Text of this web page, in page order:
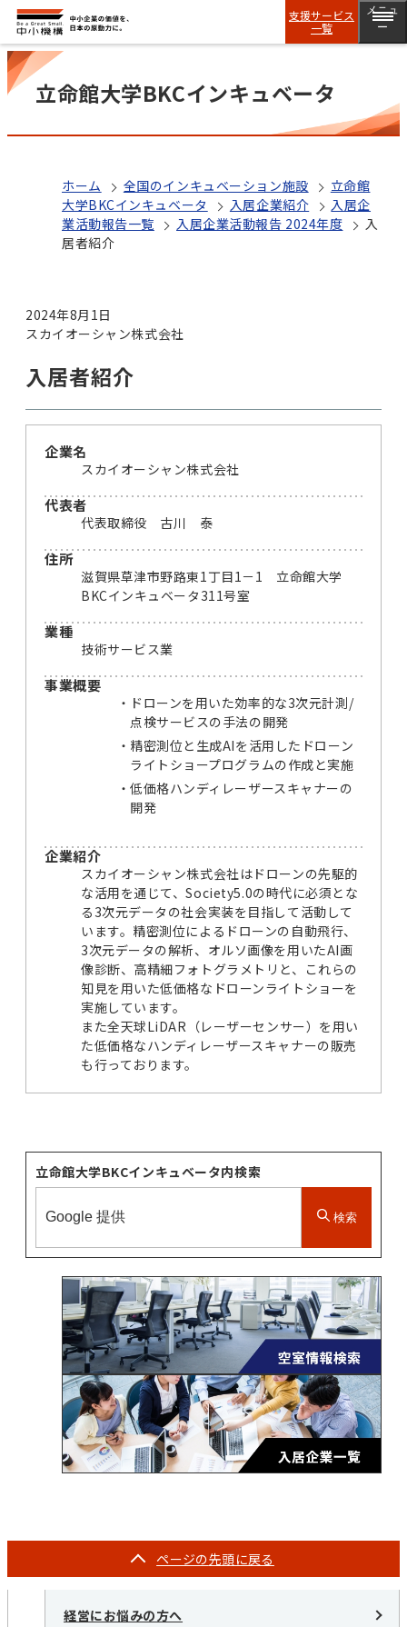
支援サービス
一覧
メニュ
ー
立命館大学BKCインキュベータ
ホーム 全国のインキュベーション施設
立命館
大学BKCインキュベータ
入居企業紹介
入居企
業活動報告一覧
入居企業活動報告 2024年度
入
居者紹介
2024年8月1日
スカイオーシャン株式会社
入居者紹介
企業名
スカイオーシャン株式会社
代表者
代表取締役 古川 泰
住所
滋賀県草津市野路東1丁目1－1 立命館大学
BKCインキュベータ311号室
業種
技術サービス業
事業概要
ドローンを用いた効率的な3次元計測/
点検サービスの手法の開発
精密測位と生成AIを活用したドローン
ライトショープログラムの作成と実施
低価格ハンディレーザースキャナーの
開発
企業紹介
スカイオーシャン株式会社はドローンの先駆的
な活用を通じて、Society5.0の時代に必須とな
る3次元データの社会実装を目指して活動して
います。精密測位によるドローンの自動飛行、
3次元データの解析、オルソ画像を用いたAI画
像診断、高精細フォトグラメトリと、これらの
知見を用いた低価格なドローンライトショーを
実施しています。
また全天球LiDAR（レーザーセンサー）を用い
た低価格なハンディレーザースキャナーの販売
も行っております。
立命館大学BKCインキュベータ内検索
検索
ページの先頭に戻る
経営にお悩みの方へ